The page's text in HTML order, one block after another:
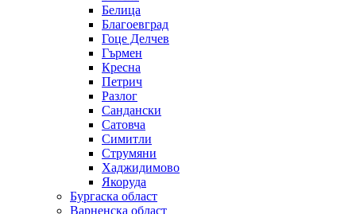
Белица
Благоевград
Гоце Делчев
Гърмен
Кресна
Петрич
Разлог
Сандански
Сатовча
Симитли
Струмяни
Хаджидимово
Якоруда
Бургаска област
Варненска област